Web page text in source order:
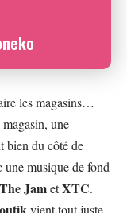
les magasins…
une
bien du côté de
une musique de fond
The JametXTC.